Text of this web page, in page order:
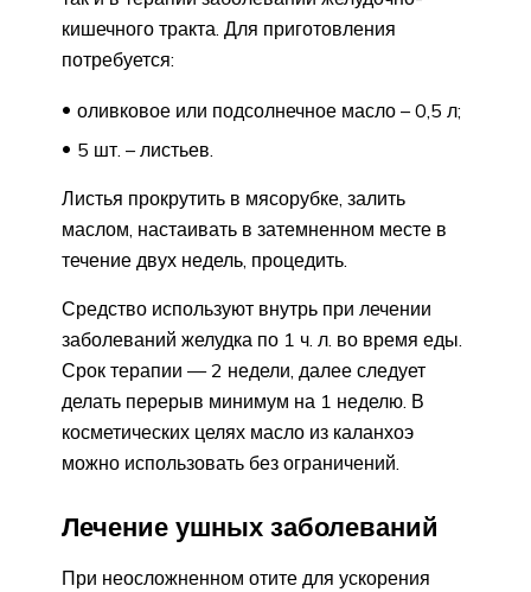
кишечного тракта. Для приготовления
потребуется:
оливковое или подсолнечное масло – 0,5 л;
5 шт. – листьев.
Листья прокрутить в мясорубке, залить
маслом, настаивать в затемненном месте в
течение двух недель, процедить.
Средство используют внутрь при лечении
заболеваний желудка по 1 ч. л. во время еды.
Срок терапии — 2 недели, далее следует
делать перерыв минимум на 1 неделю. В
косметических целях масло из каланхоэ
можно использовать без ограничений.
Лечение ушных заболеваний
При неосложненном отите для ускорения